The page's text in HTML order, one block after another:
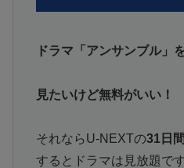
ドラマ「アンサンブル」
見たいけど無料がいい！
それならU-NEXTの31日
するとドラマは見放題で